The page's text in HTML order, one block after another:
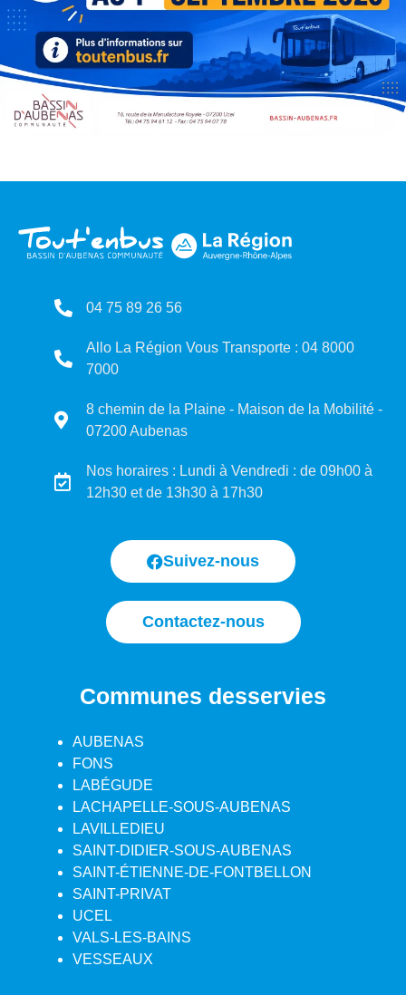
04 75 89 26 56
Allo La Région Vous Transporte : 04 8000
7000
8 chemin de la Plaine - Maison de la Mobilité -
07200 Aubenas
Nos horaires : Lundi à Vendredi : de 09h00 à
12h30 et de 13h30 à 17h30
Suivez-nous
Contactez-nous
Communes desservies
AUBENAS
FONS
LABÉGUDE
LACHAPELLE-SOUS-AUBENAS
LAVILLEDIEU
SAINT-DIDIER-SOUS-AUBENAS
SAINT-ÉTIENNE-DE-FONTBELLON
SAINT-PRIVAT
UCEL
VALS-LES-BAINS
VESSEAUX